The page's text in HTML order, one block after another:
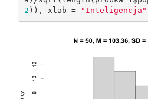
2 )), xlab = "Inteligencja"